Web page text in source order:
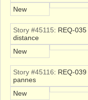
New
Story #45115: REQ-
distance
New
Story #45116: REQ-
pannes
New